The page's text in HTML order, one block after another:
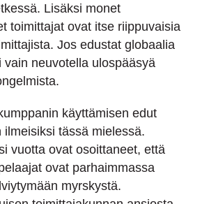
Lisäksi monet
toimittajat ovat itse riippuvaisia
Jos edustat globaalia
vain neuvotella ulospääsyä
käyttämisen edut
ilmeisiksi tässä mielessä.
vuotta ovat osoittaneet, että
ovat parhaimmassa
myrskystä.